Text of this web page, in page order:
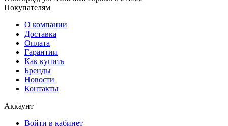
Покупателям
О компании
Доставка
Оплата
Гарантии
Как купить
Бренды
Новости
Контакты
Аккаунт
Войти в кабинет